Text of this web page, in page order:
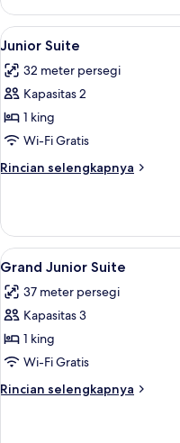
Suite
Eksklusif
Lihat
semua
foto
untuk
Junior
Suite
5
Junior Suite
32 meter persegi
Kapasitas 2
1 king
Wi-Fi Gratis
Rincian selengkapnya
Rincian
Junior
Suite
Lihat
semua
foto
untuk
Grand
Junior
Suite
3
Grand Junior Suite
37 meter persegi
Kapasitas 3
1 king
Wi-Fi Gratis
Rincian selengkapnya
Rincian